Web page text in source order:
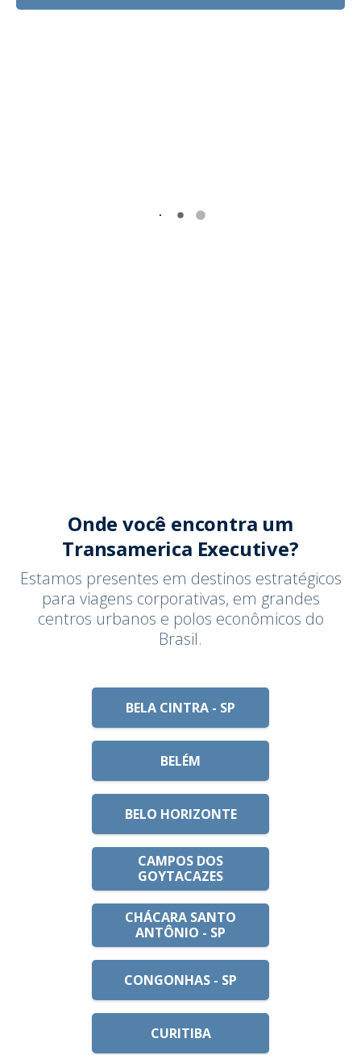
Onde você encontra um
Transamerica Executive?
Estamos presentes em destinos estratégicos
para viagens corporativas, em grandes
centros urbanos e polos econômicos do
Brasil.
BELA CINTRA - SP
BELÉM
BELO HORIZONTE
CAMPOS DOS
GOYTACAZES
CHÁCARA SANTO
ANTÔNIO - SP
CONGONHAS - SP
CURITIBA